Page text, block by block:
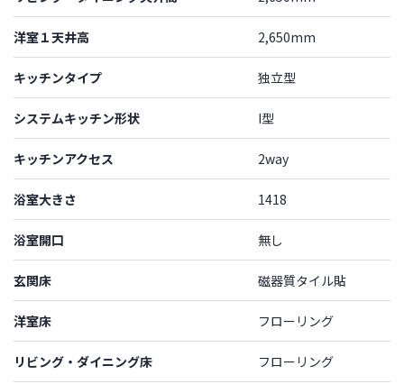
洋室１天井高 2,650mm
キッチンタイプ 独立型
システムキッチン形状 I型
キッチンアクセス 2way
浴室大きさ 1418
浴室開口 無し
玄関床 磁器質タイル貼
洋室床 フローリング
リビング・ダイニング床 フローリング